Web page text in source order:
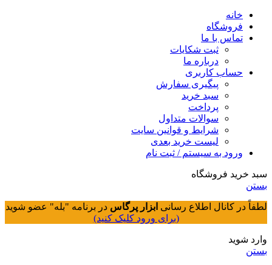
خانه
فروشگاه
تماس با ما
ثبت شکایات
درباره ما
حساب کاربری
پیگیری سفارش
سبد خرید
پرداخت
سوالات متداول
شرایط و قوانین سایت
لیست خرید بعدی
ورود به سیستم / ثبت نام
سبد خرید فروشگاه
بستن
لطفاً در کانال اطلاع رسانی ابزار پرگاس در برنامه "بله" عضو شوید
(برای ورود کلیک کنید)
وارد شوید
بستن